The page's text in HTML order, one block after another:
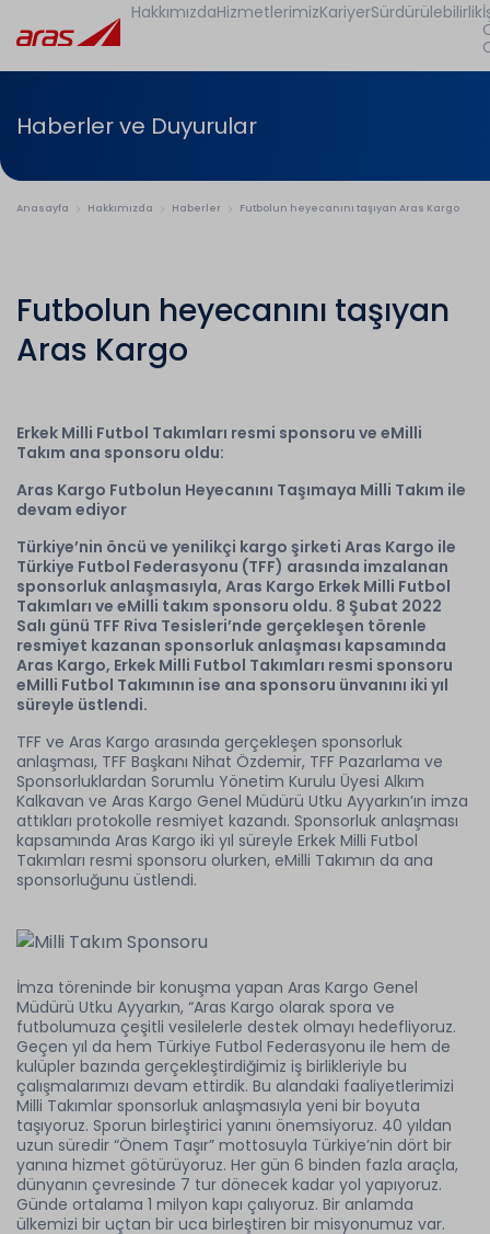
HakkımızdaHizmetlerimizKariyerSürdürülebilirlik
Haberler ve Duyurular
Anasayfa Hakkımızda Haberler Futbolun heyecanını taşıyan Aras Kargo
Futbolun heyecanını taşıyan
Aras Kargo
Erkek Milli Futbol Takımları resmi sponsoru ve eMilli
Takım ana sponsoru oldu:
Aras Kargo Futbolun Heyecanını Taşımaya Milli Takım ile
devam ediyor
Türkiye’nin öncü ve yenilikçi kargo şirketi Aras Kargo ile
Türkiye Futbol Federasyonu (TFF) arasında imzalanan
sponsorluk anlaşmasıyla, Aras Kargo Erkek Milli Futbol
Takımları ve eMilli takım sponsoru oldu. 8 Şubat 2022
Salı günü TFF Riva Tesisleri’nde gerçekleşen törenle
resmiyet kazanan sponsorluk anlaşması kapsamında
Aras Kargo, Erkek Milli Futbol Takımları resmi sponsoru
eMilli Futbol Takımının ise ana sponsoru ünvanını iki yıl
süreyle üstlendi.
TFF ve Aras Kargo arasında gerçekleşen sponsorluk
anlaşması, TFF Başkanı Nihat Özdemir, TFF Pazarlama ve
Sponsorluklardan Sorumlu Yönetim Kurulu Üyesi Alkım
Kalkavan ve Aras Kargo Genel Müdürü Utku Ayyarkın’ın imza
attıkları protokolle resmiyet kazandı. Sponsorluk anlaşması
kapsamında Aras Kargo iki yıl süreyle Erkek Milli Futbol
Takımları resmi sponsoru olurken, eMilli Takımın da ana
sponsorluğunu üstlendi.
İmza töreninde bir konuşma yapan Aras Kargo Genel
Müdürü Utku Ayyarkın, “Aras Kargo olarak spora ve
futbolumuza çeşitli vesilelerle destek olmayı hedefliyoruz.
Geçen yıl da hem Türkiye Futbol Federasyonu ile hem de
kulüpler bazında gerçekleştirdiğimiz iş birlikleriyle bu
çalışmalarımızı devam ettirdik. Bu alandaki faaliyetlerimizi
Milli Takımlar sponsorluk anlaşmasıyla yeni bir boyuta
taşıyoruz. Sporun birleştirici yanını önemsiyoruz. 40 yıldan
uzun süredir “Önem Taşır” mottosuyla Türkiye’nin dört bir
yanına hizmet götürüyoruz. Her gün 6 binden fazla araçla,
dünyanın çevresinde 7 tur dönecek kadar yol yapıyoruz.
Günde ortalama 1 milyon kapı çalıyoruz. Bir anlamda
ülkemizi bir uçtan bir uca birleştiren bir misyonumuz var.